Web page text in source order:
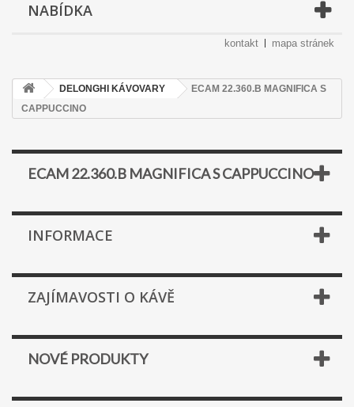
NABÍDKA
kontakt mapa stránek
DELONGHI KÁVOVARY
ECAM 22.360.B MAGNIFICA S
CAPPUCCINO
ECAM 22.360.B MAGNIFICA S CAPPUCCINO
INFORMACE
ZAJÍMAVOSTI O KÁVĚ
NOVÉ PRODUKTY